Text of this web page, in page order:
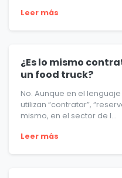
Leer más
¿Es lo mismo
un food truck?
No. Aunque en el
utilizan “contratar”,
mismo, en el sector de l...
Leer más